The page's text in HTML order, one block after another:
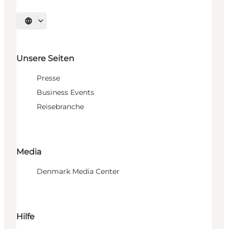
Sprache auswählen
Unsere Seiten
Presse
Business Events
Reisebranche
Media
Denmark Media Center
Hilfe